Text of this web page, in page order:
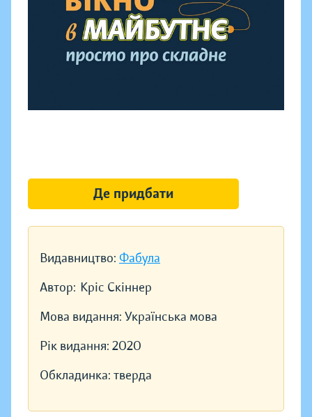
Видавництво: Фабула
Автор: Кріс Скіннер
Мова видання: Українська мова
Рік видання: 2020
Обкладинка: тверда
Де придбати